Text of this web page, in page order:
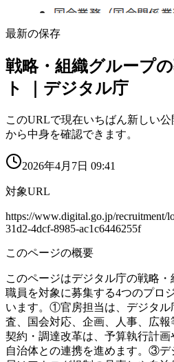
最新の保存
戦略・組織グループ
ト ｜デジタル庁
このURLで現在いちばん新しい
から中身を確認できます。
2026年4月7日 09:41
対象URL
https://www.digital.go.jp/recruitment/
31d2-4dcf-8985-ac1c6446255f
このページの概要
このページはデジタル庁の戦略
職員を対象に募集する4つのプロ
います。①官房担当は、デジタル
査、国会対応、企画、人事、広
契約・調達改革は、予算執行計画
自治体との連携を進めます。③デ